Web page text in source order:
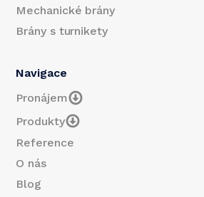
Mechanické brány
Brány s turnikety
Navigace
Pronájem
Produkty
Reference
O nás
Blog